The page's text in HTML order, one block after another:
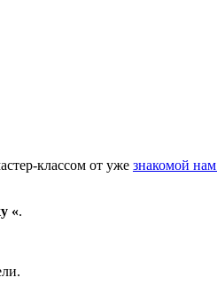
классом от уже знакомой нам
«.